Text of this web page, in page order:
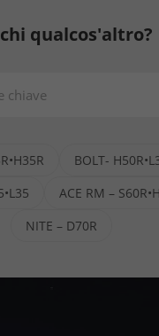
qualcos'altro?
BOLT-
ACE RM –
NITE – D70R